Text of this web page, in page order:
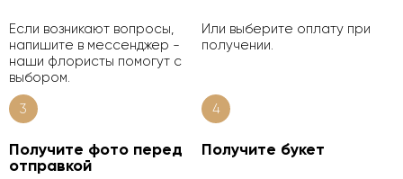
Если возникают вопросы,
напишите в мессенджер -
наши флористы помогут с
выбором.
Или выберите оплату при
получении.
3
Получите фото перед
отправкой
4
Получите букет